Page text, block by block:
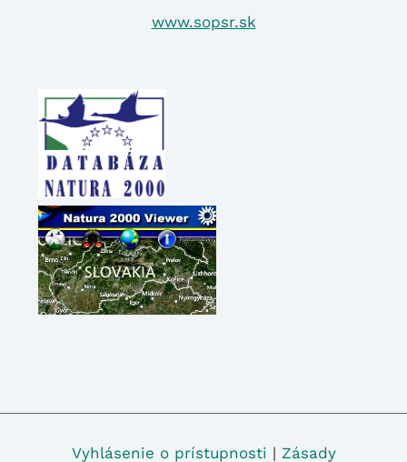
www.sopsr.sk
Vyhlásenie o prístupnosti | Zásady